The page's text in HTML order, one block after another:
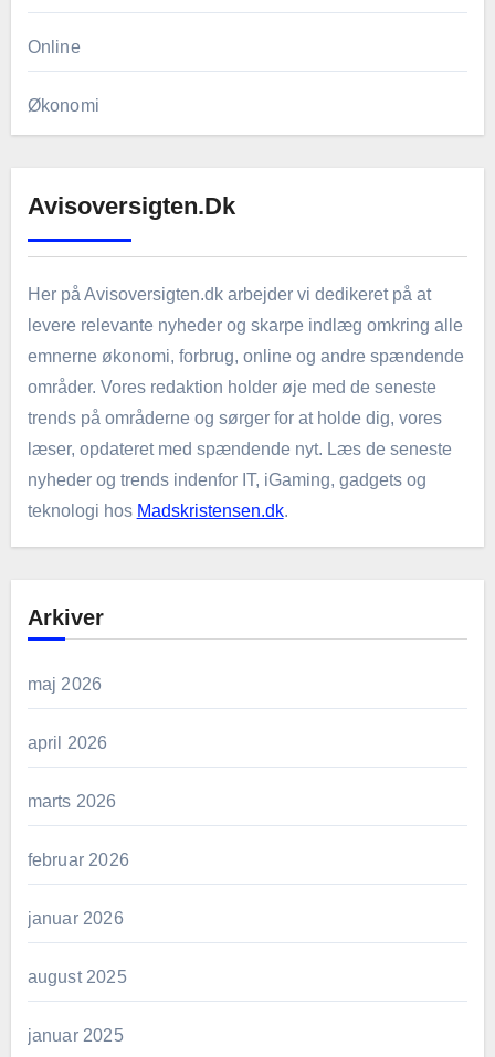
Online
Økonomi
Avisoversigten.dk
Her på Avisoversigten.dk arbejder vi dedikeret på at
levere relevante nyheder og skarpe indlæg omkring alle
emnerne økonomi, forbrug, online og andre spændende
områder. Vores redaktion holder øje med de seneste
trends på områderne og sørger for at holde dig, vores
læser, opdateret med spændende nyt. Læs de seneste
nyheder og trends indenfor IT, iGaming, gadgets og
teknologi hos Madskristensen.dk.
Arkiver
maj 2026
april 2026
marts 2026
februar 2026
januar 2026
august 2025
januar 2025